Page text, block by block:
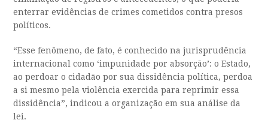
enterrar evidências de crimes cometidos contra presos
políticos.
“Esse fenômeno, de fato, é conhecido na jurisprudência
internacional como ‘impunidade por absorção’: o Estado,
ao perdoar o cidadão por sua dissidência política, perdoa
a si mesmo pela violência exercida para reprimir essa
dissidência”, indicou a organização em sua análise da
lei.